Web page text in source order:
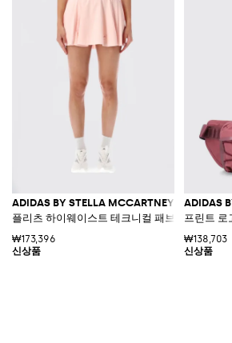
ADIDAS BY STELLA MCCARTNEY
플리츠 하이웨이스트 테크니컬 패브릭 테니스
₩173,396
ADIDAS
프린트 로
₩138,703